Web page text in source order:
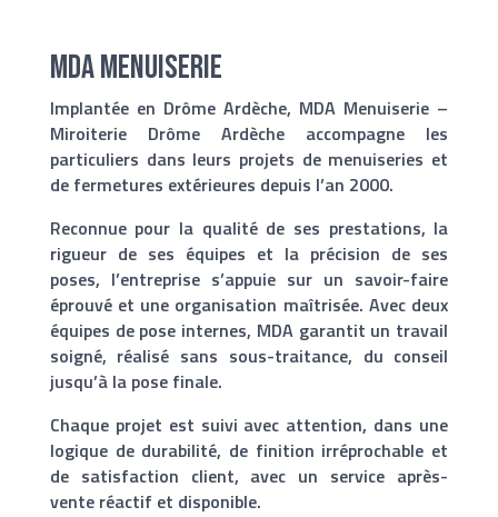
MDA Menuiserie
Implantée en Drôme Ardèche, MDA Menuiserie –
Miroiterie Drôme Ardèche accompagne les
particuliers dans leurs projets de menuiseries et
de fermetures extérieures depuis l’an 2000.
Reconnue pour la qualité de ses prestations, la
rigueur de ses équipes et la précision de ses
poses, l’entreprise s’appuie sur un savoir-faire
éprouvé et une organisation maîtrisée. Avec deux
équipes de pose internes, MDA garantit un travail
soigné, réalisé sans sous-traitance, du conseil
jusqu’à la pose finale.
Chaque projet est suivi avec attention, dans une
logique de durabilité, de finition irréprochable et
de satisfaction client, avec un service après-
vente réactif et disponible.